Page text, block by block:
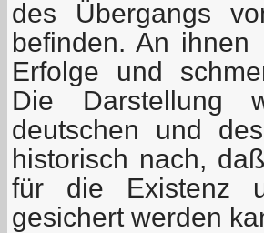
des Übergangs
befinden. An
Erfolge und
Die Darstellung
deutschen und
historisch nach,
für die Existenz
gesichert werden